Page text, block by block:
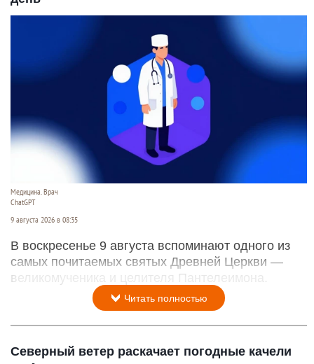
Медицина. Врач
ChatGPT
9 августа 2026 в 08:35
В воскресенье 9 августа вспоминают одного из
самых почитаемых святых Древней Церкви —
великомученика и целителя Пантелеимона.
Читать полностью
Северный ветер раскачает погодные качели